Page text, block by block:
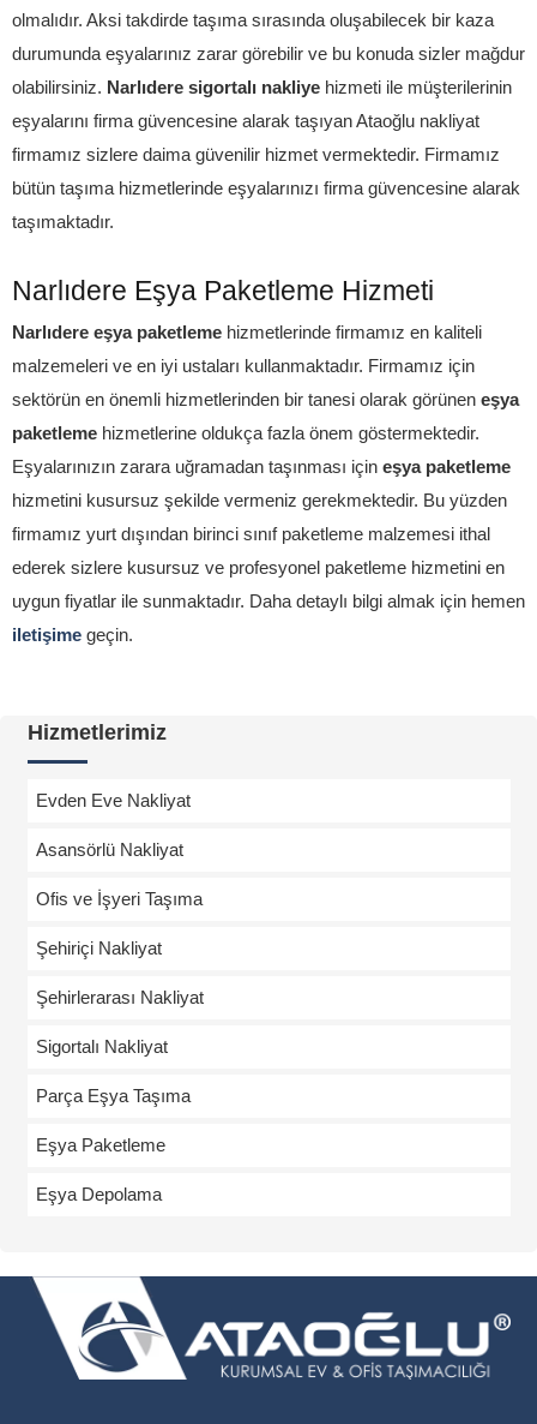
olmalıdır. Aksi takdirde taşıma sırasında oluşabilecek bir kaza
durumunda eşyalarınız zarar görebilir ve bu konuda sizler mağdur
olabilirsiniz. Narlıdere sigortalı nakliye hizmeti ile müşterilerinin
eşyalarını firma güvencesine alarak taşıyan Ataoğlu nakliyat
firmamız sizlere daima güvenilir hizmet vermektedir. Firmamız
bütün taşıma hizmetlerinde eşyalarınızı firma güvencesine alarak
taşımaktadır.
Narlıdere Eşya Paketleme Hizmeti
Narlıdere eşya paketleme hizmetlerinde firmamız en kaliteli
malzemeleri ve en iyi ustaları kullanmaktadır. Firmamız için
sektörün en önemli hizmetlerinden bir tanesi olarak görünen eşya
paketleme hizmetlerine oldukça fazla önem göstermektedir.
Eşyalarınızın zarara uğramadan taşınması için eşya paketleme
hizmetini kusursuz şekilde vermeniz gerekmektedir. Bu yüzden
firmamız yurt dışından birinci sınıf paketleme malzemesi ithal
ederek sizlere kusursuz ve profesyonel paketleme hizmetini en
uygun fiyatlar ile sunmaktadır. Daha detaylı bilgi almak için hemen
iletişime geçin.
Hizmetlerimiz
Evden Eve Nakliyat
Asansörlü Nakliyat
Ofis ve İşyeri Taşıma
Şehiriçi Nakliyat
Şehirlerarası Nakliyat
Sigortalı Nakliyat
Parça Eşya Taşıma
Eşya Paketleme
Eşya Depolama